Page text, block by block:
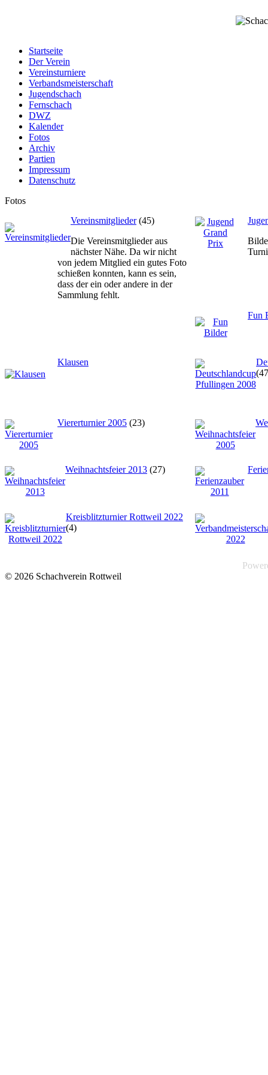
Startseite
Der Verein
Vereinsturniere
Verbandsmeisterschaft
Jugendschach
Fernschach
DWZ
Kalender
Fotos
Archiv
Partien
Impressum
Datenschutz
Fotos
Vereinsmitglieder (45)
Die Vereinsmitglieder aus
nächster Nähe. Da wir nicht
von jedem Mitglied ein gutes Foto
schießen konnten, kann es sein,
dass der ein oder andere in der
Sammlung fehlt.
Fun
Klausen
Viererturnier 2005 (23)
Weihnachtsfeier 2013 (27)
Kreisblitzturnier Rottweil 2022
(4)
© 2026 Schachverein Rottweil